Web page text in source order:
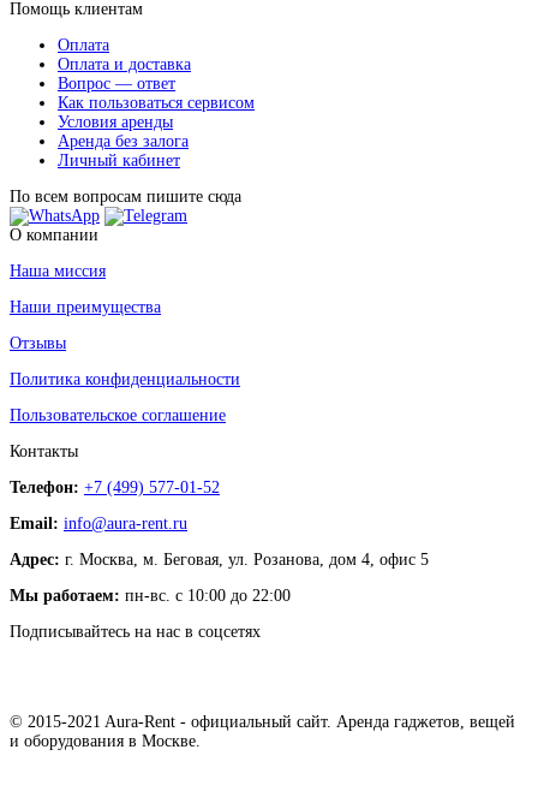
Помощь клиентам
Оплата
Оплата и доставка
Вопрос — ответ
Как пользоваться сервисом
Условия аренды
Аренда без залога
Личный кабинет
По всем вопросам пишите сюда
О компании
Наша миссия
Наши преимущества
Отзывы
Политика конфиденциальности
Пользовательское соглашение
Контакты
Телефон: +7 (499) 577-01-52
Email: info@aura-rent.ru
Адрес: г. Москва, м. Беговая, ул. Розанова, дом 4, офис 5
Мы работаем: пн-вс. с 10:00 до 22:00
Подписывайтесь на нас в соцсетях
© 2015-2021 Aura-Rent - официальный сайт. Аренда гаджетов, вещей
и оборудования в Москве.